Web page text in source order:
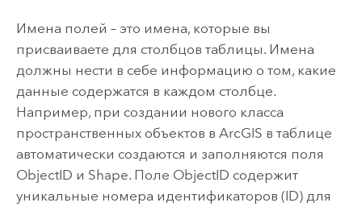
Имена полей – это имена, которые вы
присваиваете для столбцов таблицы. Имена
должны нести в себе информацию о том, какие
данные содержатся в каждом столбце.
Например, при создании нового класса
пространственных объектов в ArcGIS в таблице
автоматически создаются и заполняются поля
ObjectID и Shape. Поле ObjectID содержит
уникальные номера идентификаторов (ID) для